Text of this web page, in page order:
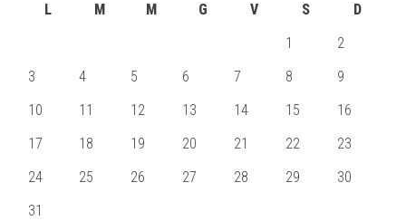
L
M M G V S
D
1
2
3
4 5 6 7 8
9
10
11 12 13 14 15
16
17
18 19 20 21 22
23
24
25 26 27 28 29
30
31